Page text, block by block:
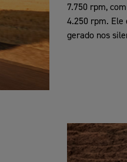
7.750 rpm,
4.250 rpm. Ele
gerado nos